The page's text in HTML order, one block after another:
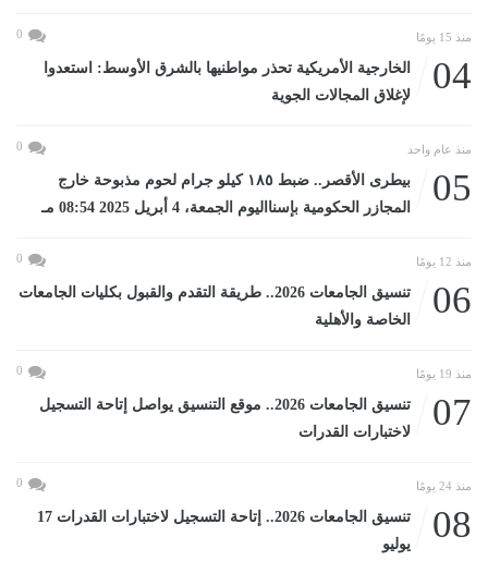
منذ 15 يومًا 0
04
الخارجية الأمريكية تحذر مواطنيها بالشرق الأوسط: استعدوا
لإغلاق المجالات الجوية
منذ عام واحد 0
05
بيطرى الأقصر.. ضبط ١٨٥ كيلو جرام لحوم مذبوحة خارج
المجازر الحكومية بإسنااليوم الجمعة، 4 أبريل 2025 08:54 مـ
منذ 12 يومًا 0
06
تنسيق الجامعات 2026.. طريقة التقدم والقبول بكليات الجامعات
الخاصة والأهلية
منذ 19 يومًا 0
07
تنسيق الجامعات 2026.. موقع التنسيق يواصل إتاحة التسجيل
لاختبارات القدرات
منذ 24 يومًا 0
08
تنسيق الجامعات 2026.. إتاحة التسجيل لاختبارات القدرات 17
يوليو